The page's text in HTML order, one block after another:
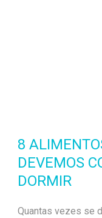
8
DEVEMOS
DORMIR
Quantas vezes se